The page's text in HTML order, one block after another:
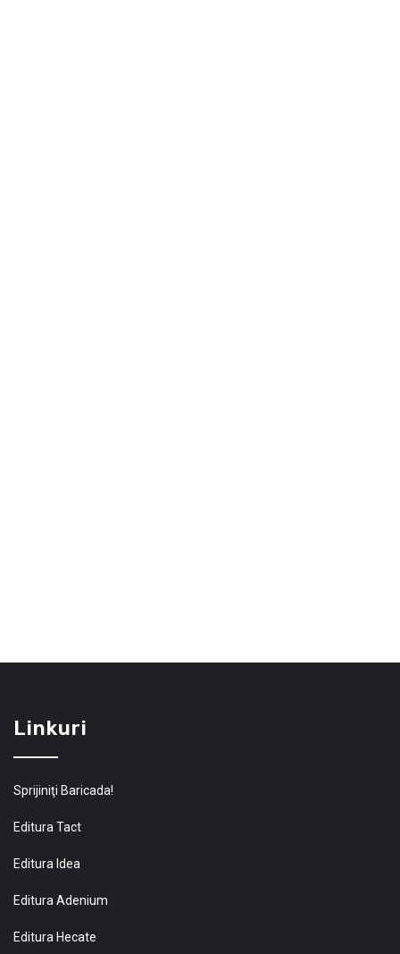
Linkuri
Sprijiniţi Baricada!
Editura Tact
Editura Idea
Editura Adenium
Editura Hecate